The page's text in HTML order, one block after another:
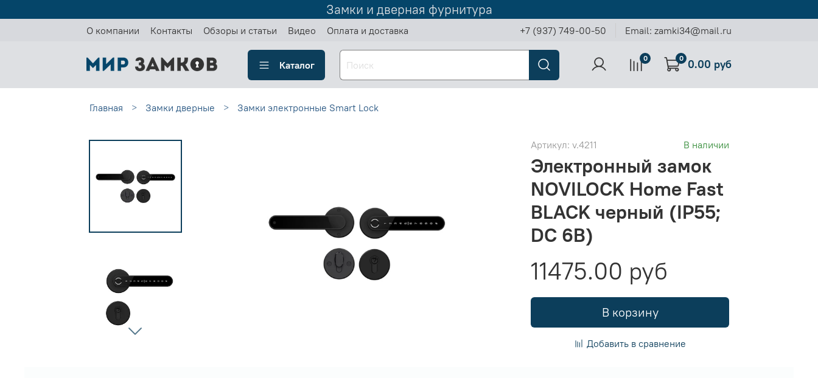
Замки и дверная фурнитура
О компании Контакты Обзоры и статьи Видео Оплата и доставка +7 (937) 749-00-50 Email: zamki34@mail.ru
Каталог
0 0 0.00 руб
Главная Замки дверные Замки электронные Smart Lock
Артикул:v.4211 В наличии
Электронный замок
NOVILOCK Home Fast
BLACK черный (IP55;
DC 6В)
11475.00 руб
В корзину
Добавить в сравнение